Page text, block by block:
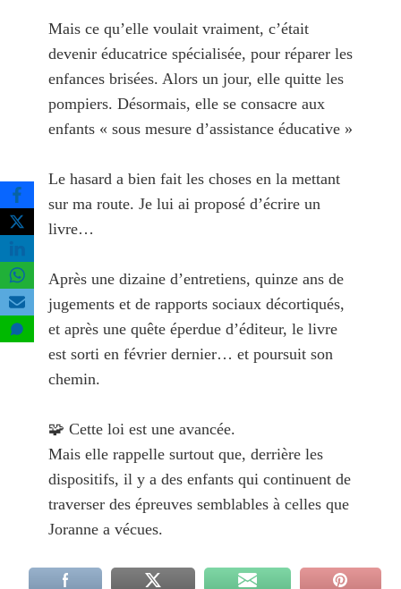
Mais ce qu’elle voulait vraiment, c’était
devenir éducatrice spécialisée, pour réparer les
enfances brisées. Alors un jour, elle quitte les
pompiers. Désormais, elle se consacre aux
enfants « sous mesure d’assistance éducative »
Le hasard a bien fait les choses en la mettant
sur ma route. Je lui ai proposé d’écrire un
livre…
Après une dizaine d’entretiens, quinze ans de
jugements et de rapports sociaux décortiqués,
et après une quête éperdue d’éditeur, le livre
est sorti en février dernier… et poursuit son
chemin.
🧩 Cette loi est une avancée.
Mais elle rappelle surtout que, derrière les
dispositifs, il y a des enfants qui continuent de
traverser des épreuves semblables à celles que
Joranne a vécues.